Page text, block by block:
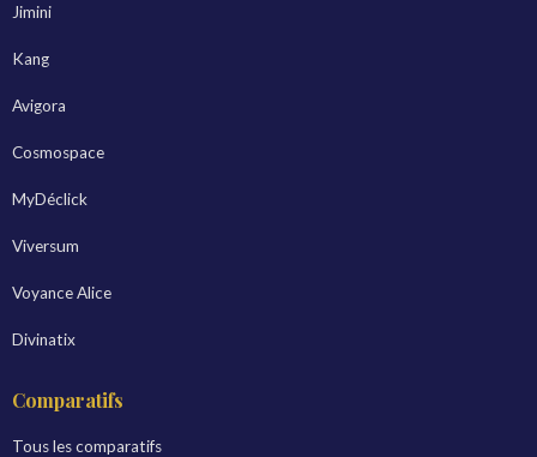
Jimini
Kang
Avigora
Cosmospace
MyDéclick
Viversum
Voyance Alice
Divinatix
Comparatifs
Tous les comparatifs